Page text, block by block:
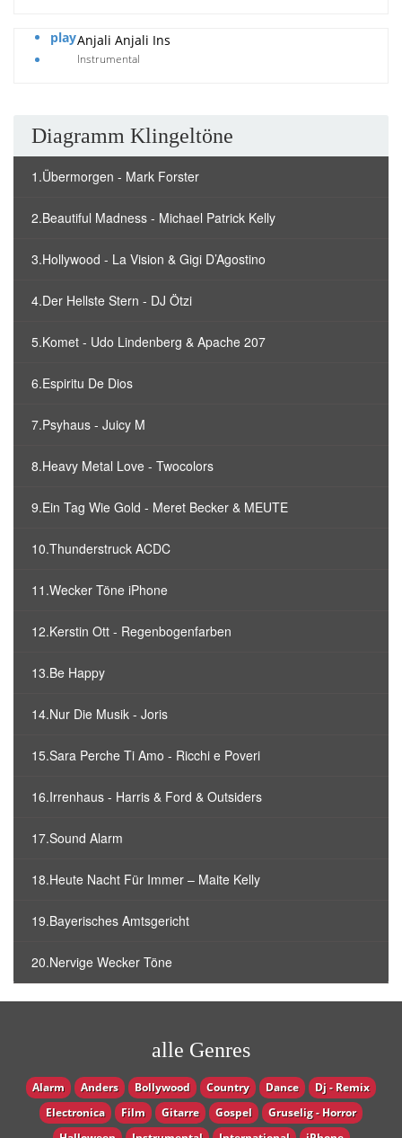
playAnjali Anjali Ins
Instrumental
Diagramm Klingeltöne
1.Übermorgen - Mark Forster
2.Beautiful Madness - Michael Patrick Kelly
3.Hollywood - La Vision & Gigi D’Agostino
4.Der Hellste Stern - DJ Ötzi
5.Komet - Udo Lindenberg & Apache 207
6.Espiritu De Dios
7.Psyhaus - Juicy M
8.Heavy Metal Love - Twocolors
9.Ein Tag Wie Gold - Meret Becker & MEUTE
10.Thunderstruck ACDC
11.Wecker Töne iPhone
12.Kerstin Ott - Regenbogenfarben
13.Be Happy
14.Nur Die Musik - Joris
15.Sara Perche Ti Amo - Ricchi e Poveri
16.Irrenhaus - Harris & Ford & Outsiders
17.Sound Alarm
18.Heute Nacht Für Immer – Maite Kelly
19.Bayerisches Amtsgericht
20.Nervige Wecker Töne
alle Genres
Alarm Anders Bollywood Country Dance
Dj - Remix
Electronica
Film Gitarre Gospel
Gruselig - Horror